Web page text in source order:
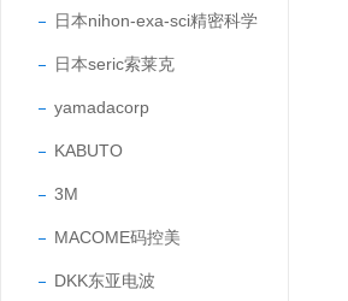
日本nihon-exa-sci精密科学
日本seric索莱克
yamadacorp
KABUTO
3M
MACOME码控美
DKK东亚电波